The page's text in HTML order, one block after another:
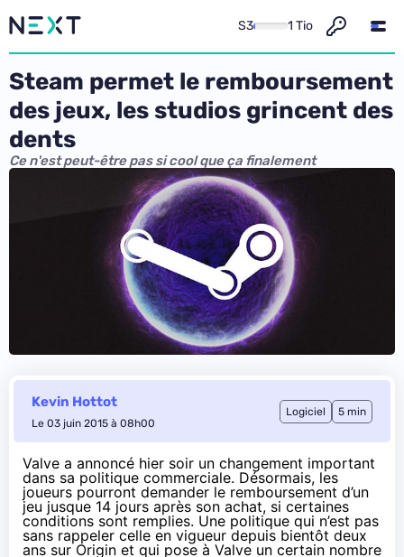
S3 1 Tio
Steam permet le remboursement
des jeux, les studios grincent des
dents
Ce n'est peut-être pas si cool que ça finalement
Kevin Hottot
Le 03 juin 2015 à 08h00
Logiciel 5 min
Valve a annoncé hier soir un changement important
dans sa politique commerciale. Désormais, les
joueurs pourront demander le remboursement d’un
jeu jusque 14 jours après son achat, si certaines
conditions sont remplies. Une politique qui n’est pas
sans rappeler celle en vigueur depuis bientôt deux
ans sur Origin et qui pose à Valve un certain nombre